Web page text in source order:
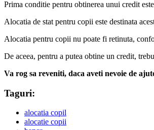
Prima conditie pentru obtinerea unui credit
Alocatia de stat pentru copii este destinata
Alocatia pentru copii nu poate fi retinuta,
De aceea, pentru a putea obtine un credit,
Va rog sa reveniti, daca aveti nevoie de
Taguri:
alocatia copil
alocatie copii